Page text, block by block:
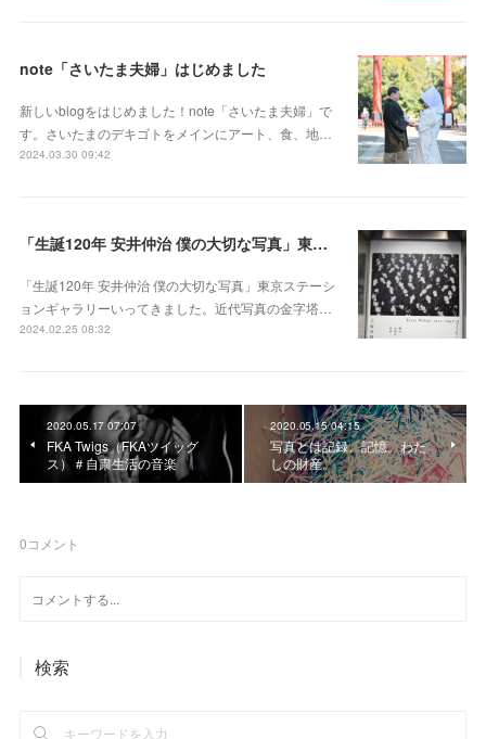
note「さいたま夫婦」はじめました
新しいblogをはじめました！note「さいたま夫婦」で
す。さいたまのデキゴトをメインにアート、食、地…
2024.03.30 09:42
「生誕120年 安井仲治 僕の大切な写真」東京ステーションギャラリー
「生誕120年 安井仲治 僕の大切な写真」東京ステーシ
ョンギャラリーいってきました。近代写真の金字塔…
2024.02.25 08:32
2020.05.17 07:07
FKA Twigs（FKAツイッグ
ス）＃自粛生活の音楽
2020.05.15 04:15
写真とは記録、記憶。わた
しの財産。
0コメント
検索